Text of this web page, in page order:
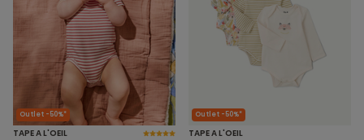
Outlet -50%*
TAPE A L'OEIL
Outlet -50%*
TAPE A L'OEIL